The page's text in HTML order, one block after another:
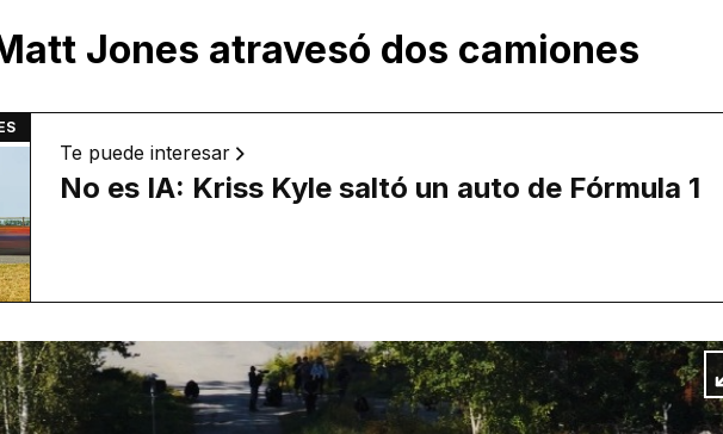
Jones atravesó dos camiones
Te puede interesar
No es IA: Kriss Kyle saltó un auto de Fórmula 1